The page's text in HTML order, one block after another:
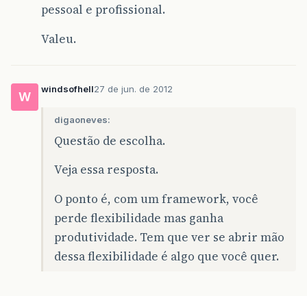
pessoal e profissional.
Valeu.
W
windsofhell27 de jun. de 2012
digaoneves:
Questão de escolha.
Veja essa resposta.
O ponto é, com um framework, você
perde flexibilidade mas ganha
produtividade. Tem que ver se abrir mão
dessa flexibilidade é algo que você quer.